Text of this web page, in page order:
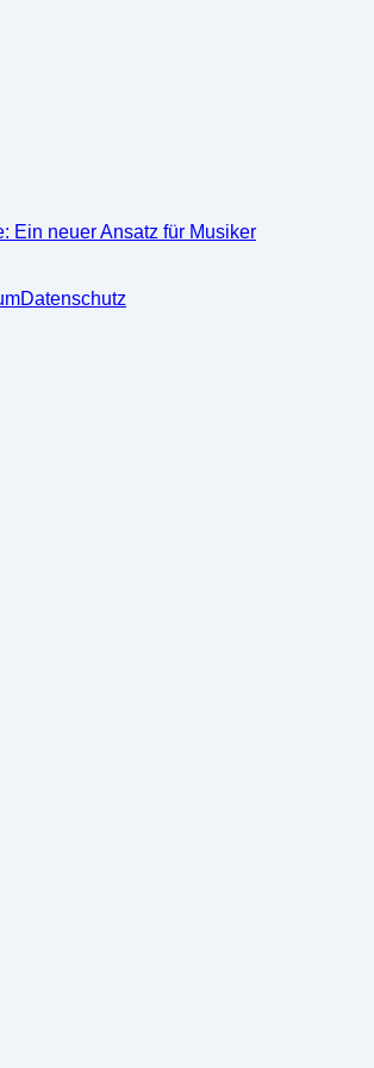
Ein neuer Ansatz für Musiker
Datenschutz